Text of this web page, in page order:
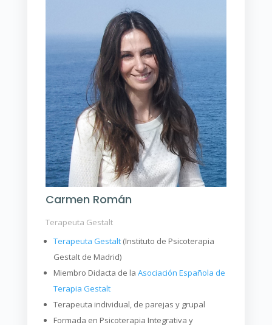
Carmen Román
Terapeuta Gestalt
Terapeuta Gestalt(Instituto de Psicoterapia
Gestalt de Madrid)
Miembro Didacta de la Asociación Española de
Terapia Gestalt
Terapeuta individual, de parejas y grupal
Formada en Psicoterapia Integrativa y